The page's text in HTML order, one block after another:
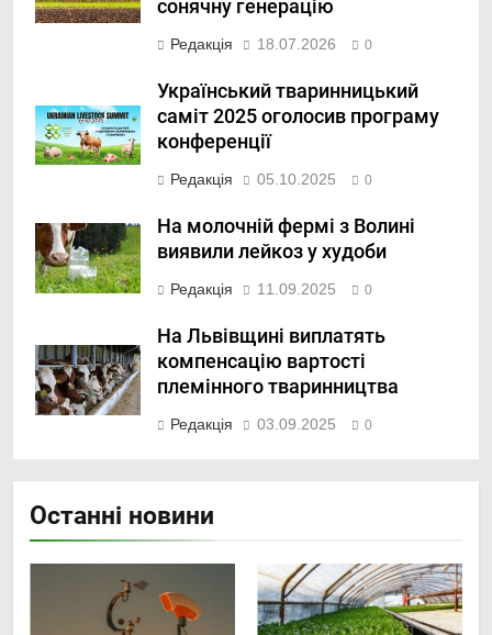
сонячну генерацію
Редакція 18.07.2026 0
Український тваринницький
саміт 2025 оголосив програму
конференції
Редакція 05.10.2025 0
На молочній фермі з Волині
виявили лейкоз у худоби
Редакція 11.09.2025 0
На Львівщині виплатять
компенсацію вартості
племінного тваринництва
Редакція 03.09.2025 0
Останні новини